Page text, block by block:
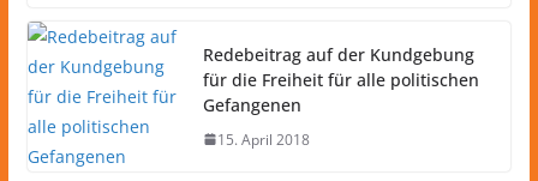
Redebeitrag auf der Kundgebung
für die Freiheit für alle politischen
Gefangenen
15. April 2018